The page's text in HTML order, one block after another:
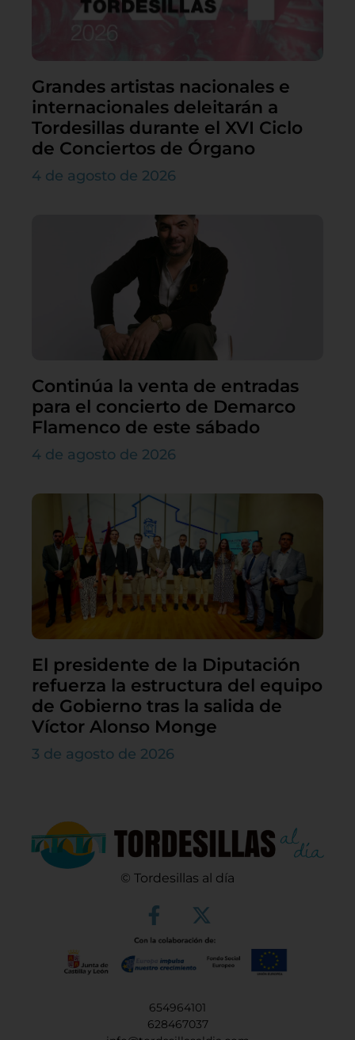
Grandes artistas nacionales e
internacionales deleitarán a
Tordesillas durante el XVI Ciclo
de Conciertos de Órgano
4 de agosto de 2026
Continúa la venta de entradas
para el concierto de Demarco
Flamenco de este sábado
4 de agosto de 2026
El presidente de la Diputación
refuerza la estructura del equipo
de Gobierno tras la salida de
Víctor Alonso Monge
3 de agosto de 2026
© Tordesillas al día
654964101
628467037